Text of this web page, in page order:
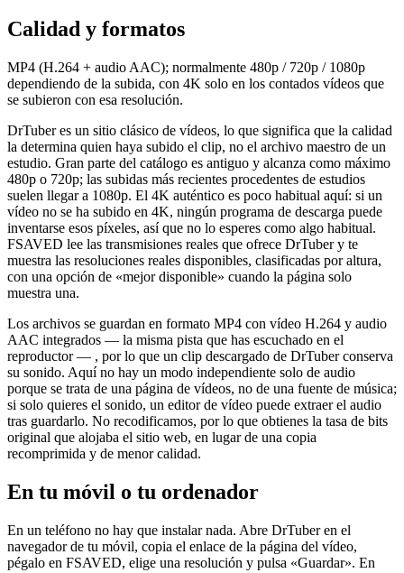
Calidad y formatos
MP4 (H.264 + audio AAC); normalmente 480p / 720p / 1080p
dependiendo de la subida, con 4K solo en los contados vídeos que
se subieron con esa resolución.
DrTuber es un sitio clásico de vídeos, lo que significa que la calidad
la determina quien haya subido el clip, no el archivo maestro de un
estudio. Gran parte del catálogo es antiguo y alcanza como máximo
480p o 720p; las subidas más recientes procedentes de estudios
suelen llegar a 1080p. El 4K auténtico es poco habitual aquí: si un
vídeo no se ha subido en 4K, ningún programa de descarga puede
inventarse esos píxeles, así que no lo esperes como algo habitual.
FSAVED lee las transmisiones reales que ofrece DrTuber y te
muestra las resoluciones reales disponibles, clasificadas por altura,
con una opción de «mejor disponible» cuando la página solo
muestra una.
Los archivos se guardan en formato MP4 con vídeo H.264 y audio
AAC integrados — la misma pista que has escuchado en el
reproductor — , por lo que un clip descargado de DrTuber conserva
su sonido. Aquí no hay un modo independiente solo de audio
porque se trata de una página de vídeos, no de una fuente de música;
si solo quieres el sonido, un editor de vídeo puede extraer el audio
tras guardarlo. No recodificamos, por lo que obtienes la tasa de bits
original que alojaba el sitio web, en lugar de una copia
recomprimida y de menor calidad.
En tu móvil o tu ordenador
En un teléfono no hay que instalar nada. Abre DrTuber en el
navegador de tu móvil, copia el enlace de la página del vídeo,
pégalo en FSAVED, elige una resolución y pulsa «Guardar». En